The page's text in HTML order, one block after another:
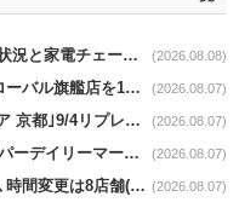
Weekly Review｜熊本地震/店舗の営業状況と家電チェーンの支援策 (2026.08.08)
ユニクロnews｜京都･河原町通りにグローバル旗艦店を11/6開設 (2026.08.07)
ロフトnews｜新生｢モマ デザインストア 京都｣9/4リプレイスオープン (2026.08.07)
関西フードマーケットnews｜関西スーパーデイリーマート蒲生店8/7改装 (2026.08.07)
イオン九州news｜熊本地震による休業､時間変更は8店舗(8/7時点) (2026.08.07)